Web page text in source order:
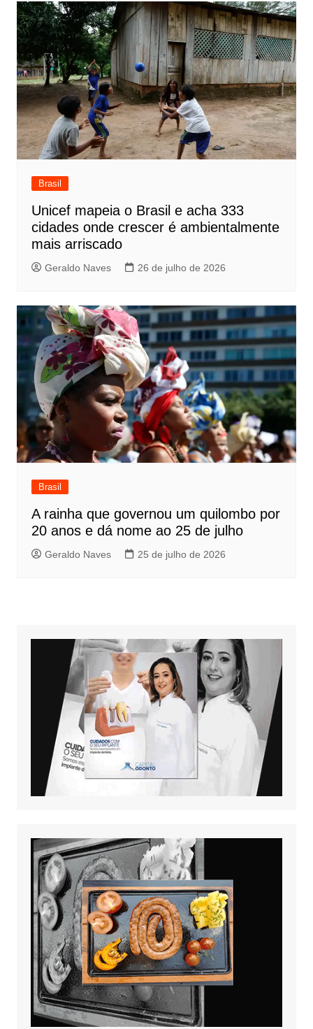
Brasil
Unicef mapeia o Brasil e acha 333
cidades onde crescer é ambientalmente
mais arriscado
Geraldo Naves 26 de julho de 2026
Brasil
A rainha que governou um quilombo por
20 anos e dá nome ao 25 de julho
Geraldo Naves 25 de julho de 2026